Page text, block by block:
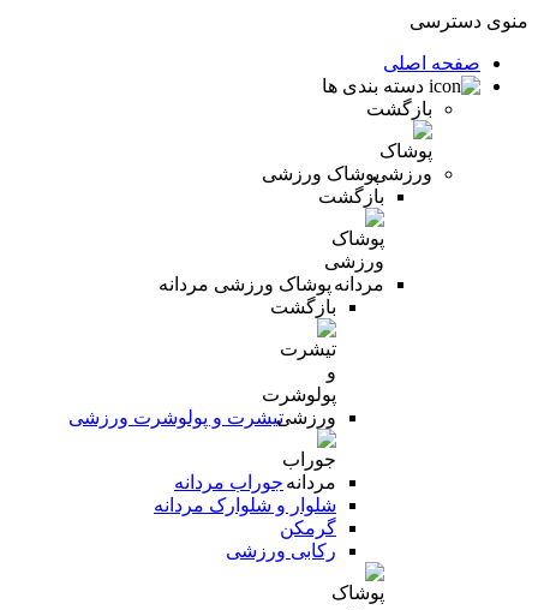
منوی دسترسی
صفحه اصلی
دسته بندی ها
بازگشت
پوشاک ورزشی
بازگشت
پوشاک ورزشی مردانه
بازگشت
تیشرت و پولوشرت ورزشی
جوراب مردانه
شلوار و شلوارک مردانه
گرمکن
رکابی ورزشی